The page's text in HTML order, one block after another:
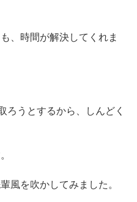
、時間が解決してくれま
ろうとするから、しんどく
風を吹かしてみました。